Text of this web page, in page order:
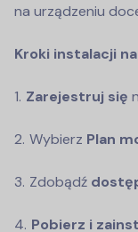
na urządzeniu
Kroki instalacji
Zarejestruj się
Wybierz Plan
Zdobądź
Pobierz i